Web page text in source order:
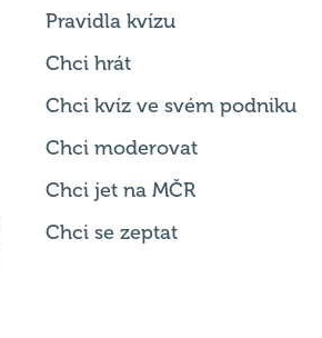
Pravidla kvízu
Chci hrát
Chci kvíz ve svém podniku
Chci moderovat
Chci jet na MČR
Chci se zeptat